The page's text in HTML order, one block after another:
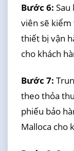
Bước 6: Sau
viên sẽ kiểm
thiết bị vận
cho khách
Bước 7:
theo thỏa
phiếu bảo
Malloca cho